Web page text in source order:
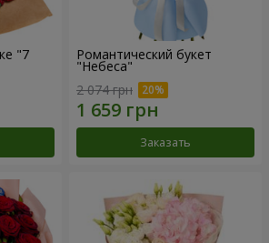
"7 Романтический букет
"Небеса"
2 074 грн
Заказать